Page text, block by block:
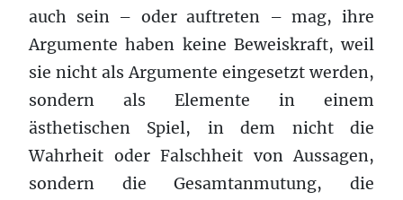
auch sein – oder auftreten – mag, ihre
Argumente haben keine Beweiskraft, weil
sie nicht als Argumente eingesetzt werden,
sondern als Elemente in einem
ästhetischen Spiel, in dem nicht die
Wahrheit oder Falschheit von Aussagen,
sondern die Gesamtanmutung, die